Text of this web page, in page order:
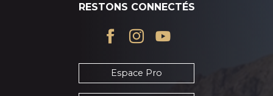
RESTONS CONNECTÉS
Espace Pro